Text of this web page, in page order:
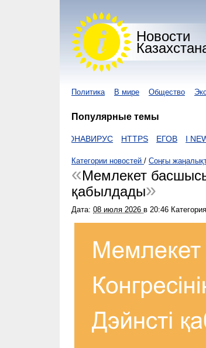
Новости
Политика В мире Общество
Популярные темы
КОРОНАВИРУС HTTPS ЕГОВ I NEWS
Категории новостей / Соңғы
Мемлекет
қабылдады
Дата: 08 июля 2026 в 20:46